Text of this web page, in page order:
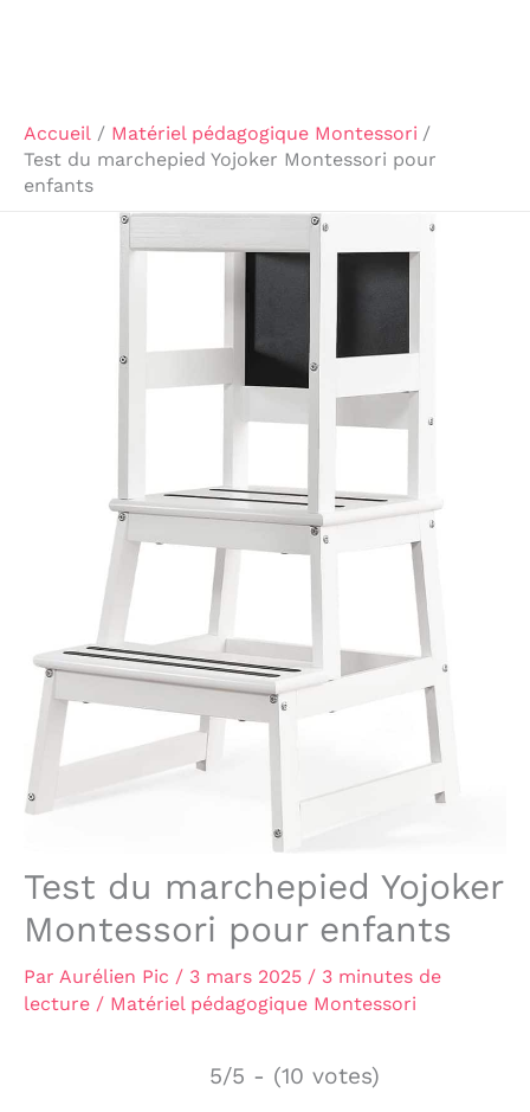
Accueil
Matériel pédagogique Montessori
Test du marchepied Yojoker Montessori pour
enfants
Test du marchepied Yojoker
Montessori pour enfants
Par Aurélien Pic / 3 mars 2025 / 3 minutes de
lecture / Matériel pédagogique Montessori
5/5 - (10 votes)